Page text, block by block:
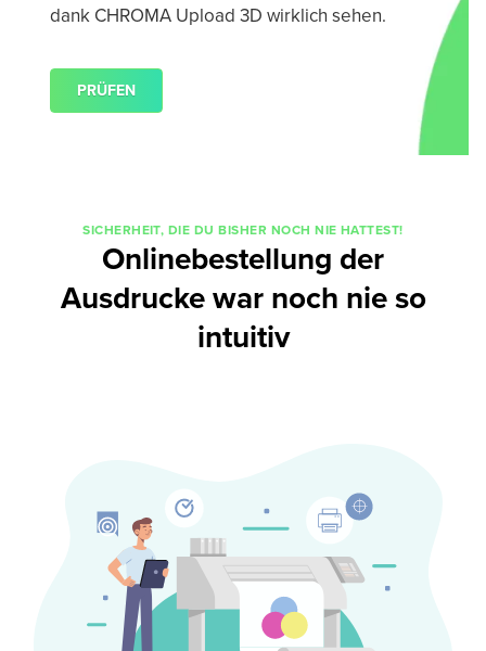
dank CHROMA Upload 3D wirklich sehen.
PRÜFEN
SICHERHEIT, DIE DU BISHER NOCH NIE HATTEST!
Onlinebestellung der
Ausdrucke war noch nie so
intuitiv